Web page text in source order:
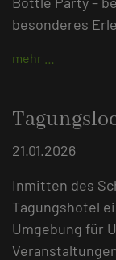
besonderes
mehr …
21.01.2026
Inmitten des
Tagungshotel
Umgebung für